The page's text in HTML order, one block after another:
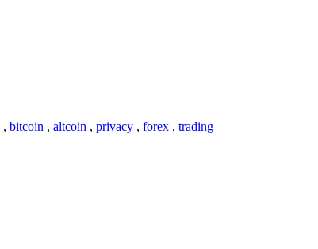
, bitcoin , altcoin , privacy , forex , trading